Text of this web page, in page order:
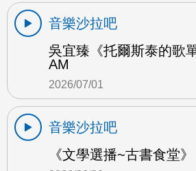
音樂沙拉吧
吳宜臻《托爾斯泰的歌
AM
2026/07/01
音樂沙拉吧
《文學選播~古書食堂